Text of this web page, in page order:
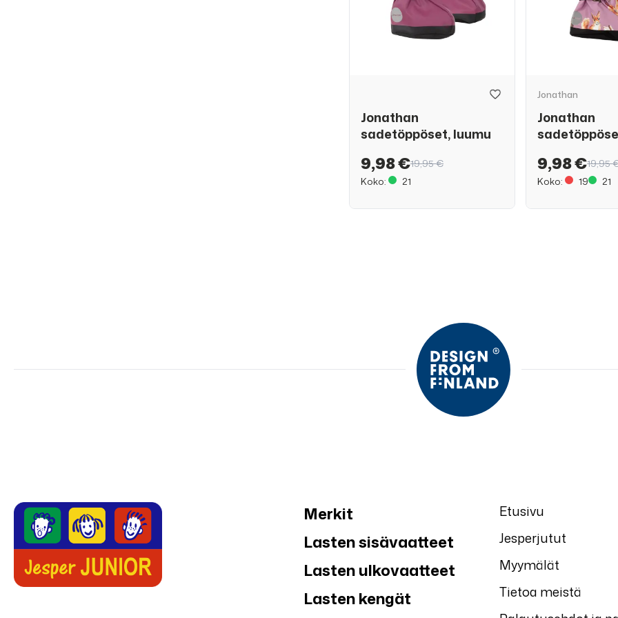
Jonathan
sadetöppöset, luumu
9,98 €19,95 €
Koko:
21
Jonathan
Jonathan
9,98 €19,95
Koko:
19 21
Merkit
Lasten sisävaatteet
Lasten ulkovaatteet
Lasten kengät
Etusivu
Jesperjutut
Myymälät
Tietoa meistä